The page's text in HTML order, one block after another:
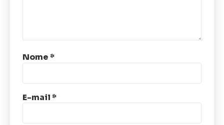
Nome*
E-mail*